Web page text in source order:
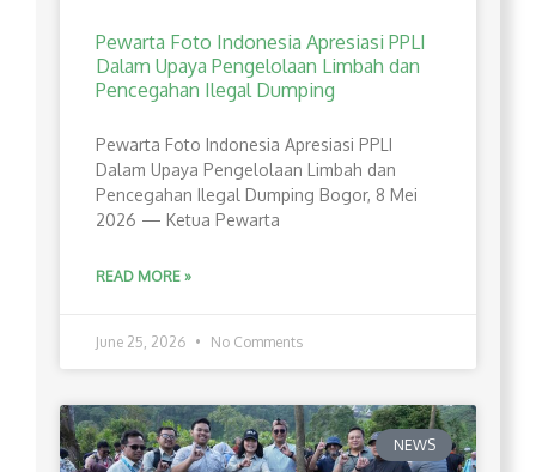
Pewarta Foto Indonesia Apresiasi PPLI
Dalam Upaya Pengelolaan Limbah dan
Pencegahan Ilegal Dumping
Pewarta Foto Indonesia Apresiasi PPLI
Dalam Upaya Pengelolaan Limbah dan
Pencegahan Ilegal Dumping Bogor, 8 Mei
2026 — Ketua Pewarta
READ MORE »
June 25, 2026 No Comments
NEWS